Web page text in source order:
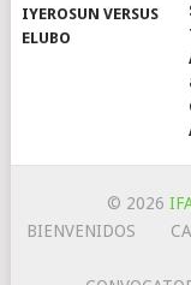
IYEROSUN VERSUS
ELUBO
© 2026
BIENVENIDOS